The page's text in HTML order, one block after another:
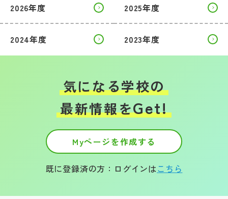
2026年度 2025年度
2024年度 2023年度
気になる学校の
最新情報をGet!
Myページを作成する
既に登録済の方：ログインはこちら